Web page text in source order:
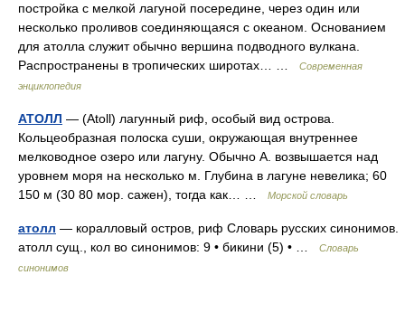
постройка с мелкой лагуной посередине, через один или
несколько проливов соединяющаяся с океаном. Основанием
для атолла служит обычно вершина подводного вулкана.
Распространены в тропических широтах… …
Современная
энциклопедия
АТОЛЛ — (Atoll) лагунный риф, особый вид острова.
Кольцеобразная полоска суши, окружающая внутреннее
мелководное озеро или лагуну. Обычно А. возвышается над
уровнем моря на несколько м. Глубина в лагуне невелика; 60
150 м (30 80 мор. сажен), тогда как… …
Морской словарь
атолл — коралловый остров, риф Словарь русских синонимов.
атолл сущ., кол во синонимов: 9 • бикини (5) • …
Словарь
синонимов